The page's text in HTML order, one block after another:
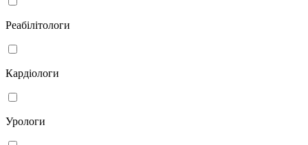
Реабілітологи
Кардіологи
Урологи